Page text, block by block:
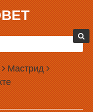
Мастрид
НЕЗАКОННЫХ
автостоянок на
последних проверок
законодательства —